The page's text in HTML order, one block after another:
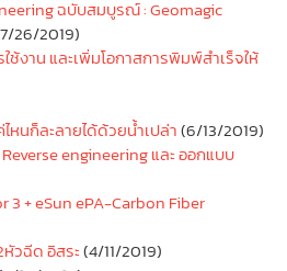
ฉบับสมบูรณ์ : Geomagic
26/2019)
ช้งาน และเพิ่มโอกาสการพิมพ์สำเร็จให้
หนก็ละลายได้ด้วยน้ำเปล่า(6/13/2019)
engineering และ ออกแบบ
3 + eSun ePA-Carbon Fiber
วฉีด อิสระ(4/11/2019)